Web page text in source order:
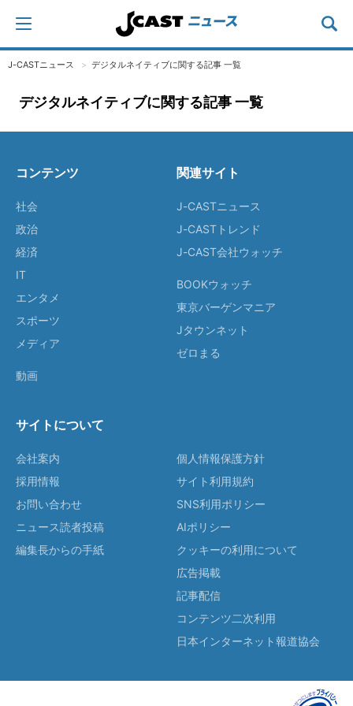
J-CASTニュース デジタルネイティブに関する記事 一覧
デジタルネイティブに関する記事 一覧
コンテンツ
社会
政治
経済
IT
エンタメ
スポーツ
メディア
動画
関連サイト
J-CASTニュース
J-CASTトレンド
J-CAST会社ウォッチ
BOOKウォッチ
東京バーゲンマニア
Jタウンネット
ゼロまる
サイトについて
会社案内
採用情報
お問い合わせ
ニュース読者投稿
編集長からの手紙
個人情報保護方針
サイト利用規約
SNS利用ポリシー
AIポリシー
クッキーの利用について
広告掲載
記事配信
コンテンツ二次利用
日本インターネット報道協会